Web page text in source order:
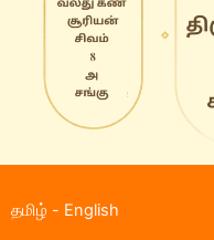
தமிழ் - English